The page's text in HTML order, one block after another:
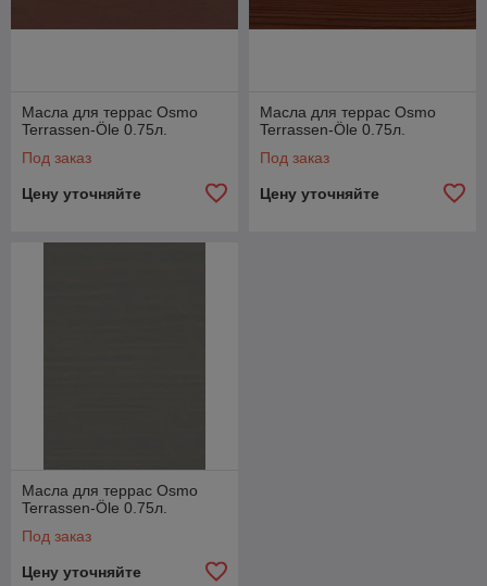
Масла для террас Osmo
Terrassen-Öle 0.75л.
Под заказ
Цену уточняйте
Масла для террас Osmo
Terrassen-Öle 0.75л.
Под заказ
Цену уточняйте
Масла для террас Osmo
Terrassen-Öle 0.75л.
Под заказ
Цену уточняйте